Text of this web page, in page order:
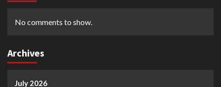
No comments to show.
Archives
July 2026